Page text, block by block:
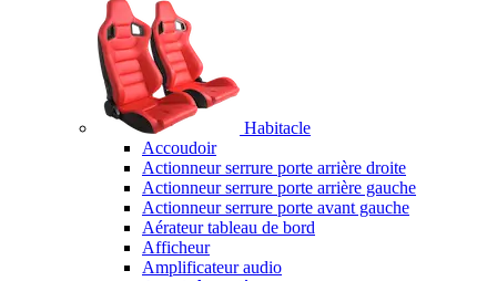
Habitacle
Accoudoir
Actionneur serrure porte arrière droite
Actionneur serrure porte arrière gauche
Actionneur serrure porte avant gauche
Aérateur tableau de bord
Afficheur
Amplificateur audio